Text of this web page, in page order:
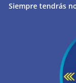
Siempre tendrás